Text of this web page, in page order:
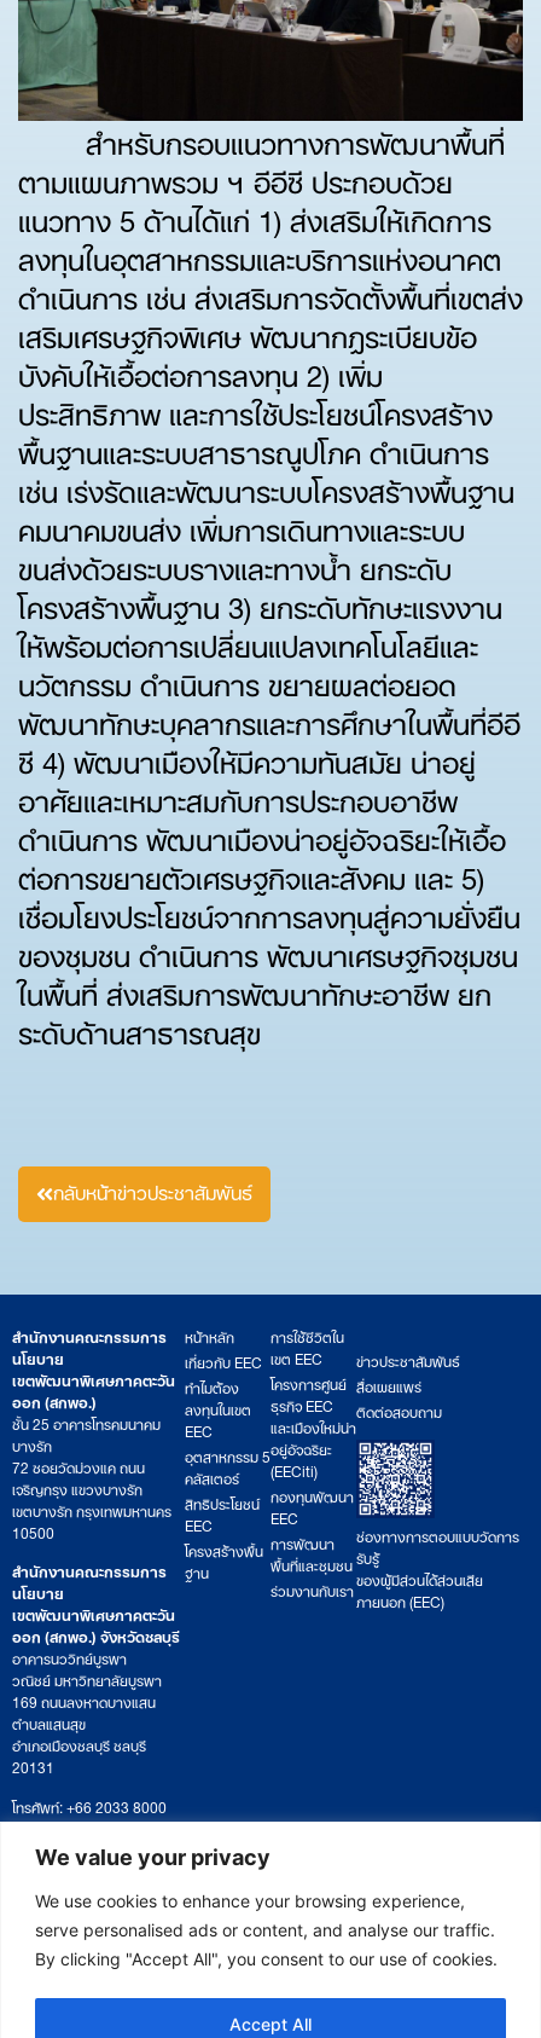
We value your privacy
We use cookies to enhance your browsing experience,
serve personalised ads or content, and analyse our traffic.
By clicking "Accept All", you consent to our use of cookies.
Accept All
สำหรับกรอบแนวทางการพัฒนาพื้นที่
ตามแผนภาพรวม ฯ อีอีซี ประกอบด้วย
แนวทาง 5 ด้านได้แก่ 1) ส่งเสริมให้เกิดการ
ลงทุนในอุตสาหกรรมและบริการแห่งอนาคต
ดำเนินการ เช่น ส่งเสริมการจัดตั้งพื้นที่เขตส่ง
เสริมเศรษฐกิจพิเศษ พัฒนากฎระเบียบข้อ
บังคับให้เอื้อต่อการลงทุน 2) เพิ่ม
ประสิทธิภาพ และการใช้ประโยชน์โครงสร้าง
พื้นฐานและระบบสาธารณูปโภค ดำเนินการ
เช่น เร่งรัดและพัฒนาระบบโครงสร้างพื้นฐาน
คมนาคมขนส่ง เพิ่มการเดินทางและระบบ
ขนส่งด้วยระบบรางและทางน้ำ ยกระดับ
โครงสร้างพื้นฐาน 3) ยกระดับทักษะแรงงาน
ให้พร้อมต่อการเปลี่ยนแปลงเทคโนโลยีและ
นวัตกรรม ดำเนินการ ขยายผลต่อยอด
พัฒนาทักษะบุคลากรและการศึกษาในพื้นที่อีอี
ซี 4) พัฒนาเมืองให้มีความทันสมัย น่าอยู่
อาศัยและเหมาะสมกับการประกอบอาชีพ
ดำเนินการ พัฒนาเมืองน่าอยู่อัจฉริยะให้เอื้อ
ต่อการขยายตัวเศรษฐกิจและสังคม และ 5)
เชื่อมโยงประโยชน์จากการลงทุนสู่ความยั่งยืน
ของชุมชน ดำเนินการ พัฒนาเศรษฐกิจชุมชน
ในพื้นที่ ส่งเสริมการพัฒนาทักษะอาชีพ ยก
ระดับด้านสาธารณสุข
กลับหน้าข่าวประชาสัมพันธ์
สำนักงานคณะกรรมการ
นโยบาย
เขตพัฒนาพิเศษภาคตะวัน
ออก (สกพอ.)
ชั้น 25 อาคารโทรคมนาคม
บางรัก
72 ซอยวัดม่วงแค ถนน
เจริญกรุง แขวงบางรัก
เขตบางรัก กรุงเทพมหานคร
10500
สำนักงานคณะกรรมการ
นโยบาย
เขตพัฒนาพิเศษภาคตะวัน
ออก (สกพอ.) จังหวัดชลบุรี
อาคารนววิทย์บูรพา
วณิชย์ มหาวิทยาลัยบูรพา
169 ถนนลงหาดบางแสน
ตำบลแสนสุข
อำเภอเมืองชลบุรี ชลบุรี
20131
โทรศัพท์: +66 2033 8000
เวลาทำการ: จันทร์ – ศุกร์
09:00 – 17:00 น.
ติดตามหนังสือหรือยื่นเอกสาร
saraban@eeco.or.th
หน้าหลัก
เกี่ยวกับ EEC
ทำไมต้อง
ลงทุนในเขต
EEC
อุตสาหกรรม 5
คลัสเตอร์
สิทธิประโยชน์
EEC
โครงสร้างพื้น
ฐาน
การใช้ชีวิตใน
เขต EEC
โครงการศูนย์
ธุรกิจ EEC
และเมืองใหม่น่า
อยู่อัจฉริยะ
(EECiti)
กองทุนพัฒนา
EEC
การพัฒนา
พื้นที่และชุมชน
ร่วมงานกับเรา
ข่าวประชาสัมพันธ์
สื่อเผยแพร่
ติดต่อสอบถาม
ช่องทางการตอบแบบวัดการ
รับรู้
ของผู้มีส่วนได้ส่วนเสีย
ภายนอก (EEC)
Copyright © 2025 Eastern Economic Corridor Office (EECO)